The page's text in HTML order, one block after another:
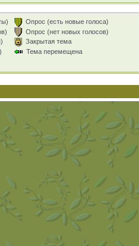
Опрос (есть новые голоса)
Опрос (нет новых голосов)
Закрытая тема
Тема перемещена